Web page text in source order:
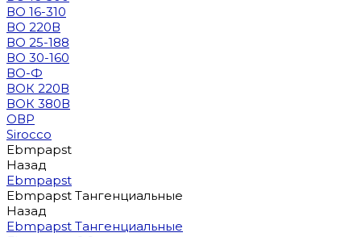
ВО 16-310
ВО 220В
ВО 25-188
ВО 30-160
ВО-Ф
ВОК 220В
ВОК 380В
ОВР
Sirocco
Ebmpapst
Назад
Ebmpapst
Ebmpapst Тангенциальные
Назад
Ebmpapst Тангенциальные